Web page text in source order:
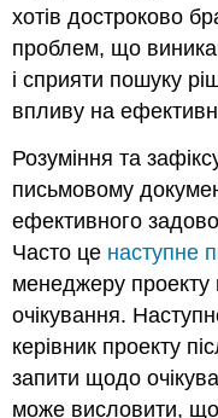
хотів достроково
проблем, що
і сприяти пошуку
впливу на
Розуміння та
письмовому
ефективного
Часто це наступне
менеджеру проекту
очікування.
керівник проекту
запити щодо
може висловити,